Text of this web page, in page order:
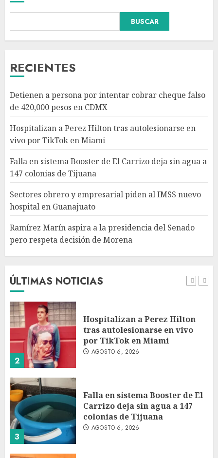
BUSCAR
RECIENTES
Detienen a persona por intentar cobrar cheque falso
de 420,000 pesos en CDMX
Hospitalizan a Perez Hilton tras autolesionarse en
vivo por TikTok en Miami
Falla en sistema Booster de El Carrizo deja sin agua a
147 colonias de Tijuana
Sectores obrero y empresarial piden al IMSS nuevo
hospital en Guanajuato
Ramírez Marín aspira a la presidencia del Senado
pero respeta decisión de Morena
ÚLTIMAS NOTICIAS
Falla en sistema Booster de El
Carrizo deja sin agua a 147
4
Sectores obrero y empresarial
piden al IMSS nuevo hospital
en Guanajuato
AGOSTO 6, 2026
5
Ramírez Marín aspira a la
presidencia del Senado pero
respeta decisión de Morena
AGOSTO 6, 2026
1
Detienen a persona por
intentar cobrar cheque falso
AGOSTO 6, 2026
2
Hospitalizan a Perez Hilton
tras autolesionarse en vivo
por TikTok en Miami
AGOSTO 6, 2026
3
Falla en sistema Booster de El
Carrizo deja sin agua a 147
colonias de Tijuana
AGOSTO 6, 2026